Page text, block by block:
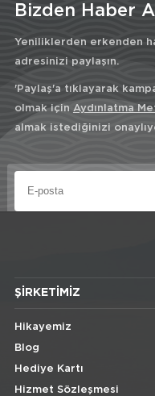
Bizden Haber Al
Yeniliklerden erkenden
adresinizi paylaşın.
'Paylaş'a tıklayarak
olmak için Aydınlatma
almak istediğinizi
ŞIRKETIMIZ
Hikayemiz
Blog
Hediye Kartı
Hizmet Sözleşmesi